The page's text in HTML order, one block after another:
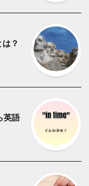
？
英語